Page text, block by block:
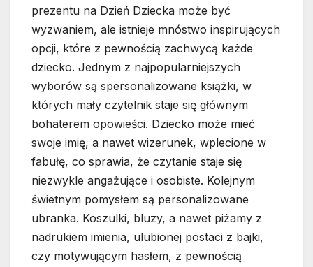
prezentu na Dzień Dziecka może być
wyzwaniem, ale istnieje mnóstwo inspirujących
opcji, które z pewnością zachwycą każde
dziecko. Jednym z najpopularniejszych
wyborów są spersonalizowane książki, w
których mały czytelnik staje się głównym
bohaterem opowieści. Dziecko może mieć
swoje imię, a nawet wizerunek, wplecione w
fabułę, co sprawia, że czytanie staje się
niezwykle angażujące i osobiste. Kolejnym
świetnym pomysłem są personalizowane
ubranka. Koszulki, bluzy, a nawet piżamy z
nadrukiem imienia, ulubionej postaci z bajki,
czy motywującym hasłem, z pewnością